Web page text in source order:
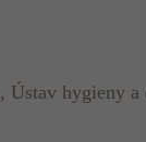
, Ústav hygieny